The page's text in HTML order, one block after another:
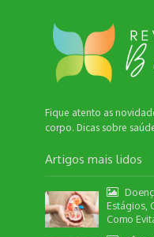
Fique atento as
corpo. Dicas sobre
Artigos mais lidos
Estágios,
Como